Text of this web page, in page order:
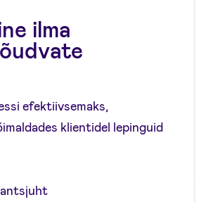
ilma
efektiivsemaks,
klientidel lepinguid